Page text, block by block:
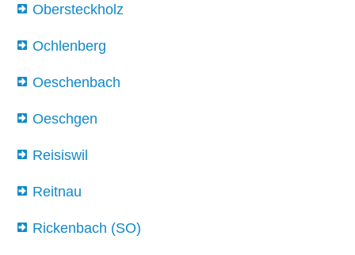
Obersteckholz
Ochlenberg
Oeschenbach
Oeschgen
Reisiswil
Reitnau
Rickenbach (SO)